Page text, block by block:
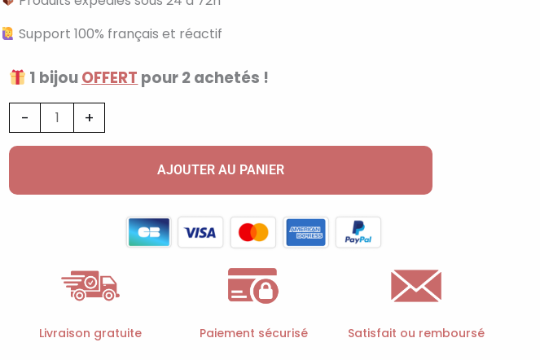
Support 100% français et réactif
1 bijouOFFERT pour 2 achetés !
-
quantité
de
doré
coquillage
+
AJOUTER AU PANIER
Livraison gratuite Paiement sécurisé Satisfait ou remboursé